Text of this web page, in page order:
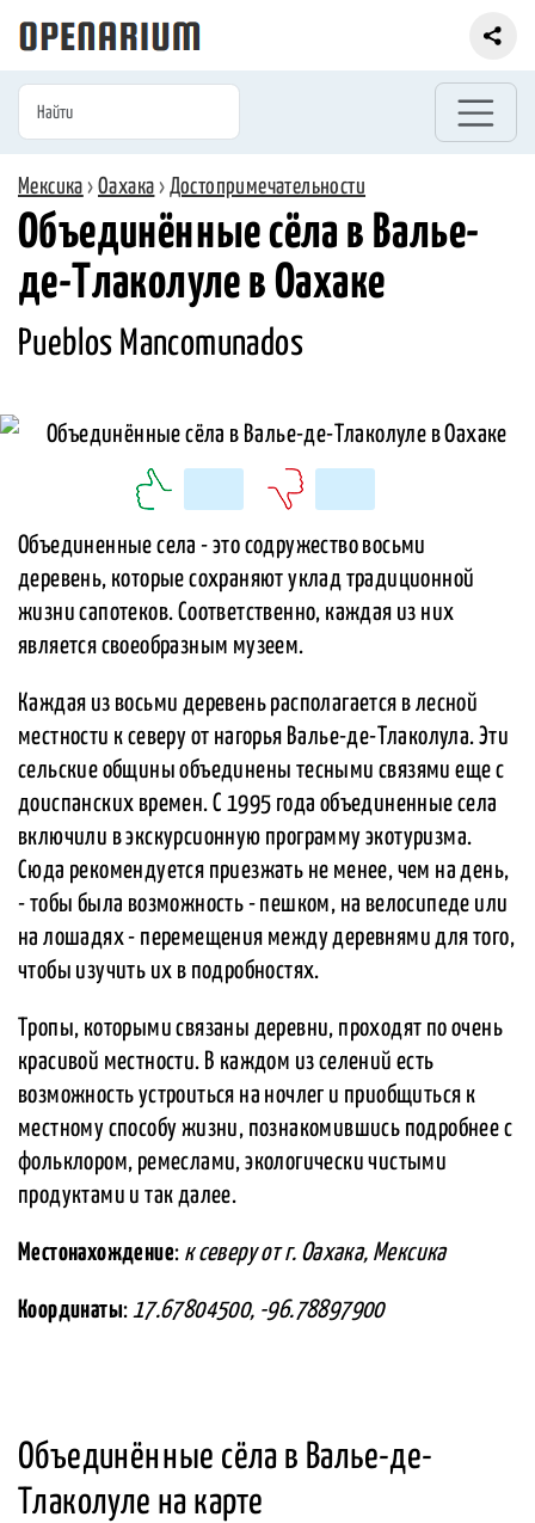
Мексика ›Оахака › Достопримечательности
Объединённые сёла в Валье-
де-Tлаколуле в Оахаке
Pueblos Mancomunados
Объединенные села - это содружество восьми
деревень, которые сохраняют уклад традиционной
жизни сапотеков. Соответственно, каждая из них
является своеобразным музеем.
Каждая из восьми деревень располагается в лесной
местности к северу от нагорья Валье-де-Tлаколула. Эти
сельские общины объединены тесными связями еще с
доиспанских времен. С 1995 года объединенные села
включили в экскурсионную программу экотуризма.
Сюда рекомендуется приезжать не менее, чем на день,
- тобы была возможность - пешком, на велосипеде или
на лошадях - перемещения между деревнями для того,
чтобы изучить их в подробностях.
Тропы, которыми связаны деревни, проходят по очень
красивой местности. В каждом из селений есть
возможность устроиться на ночлег и приобщиться к
местному способу жизни, познакомившись подробнее с
фольклором, ремеслами, экологически чистыми
продуктами и так далее.
Местонахождение: к северу от г. Оахака, Мексика
Координаты: 17.67804500, -96.78897900
Объединённые сёла в Валье-де-
Tлаколуле на карте